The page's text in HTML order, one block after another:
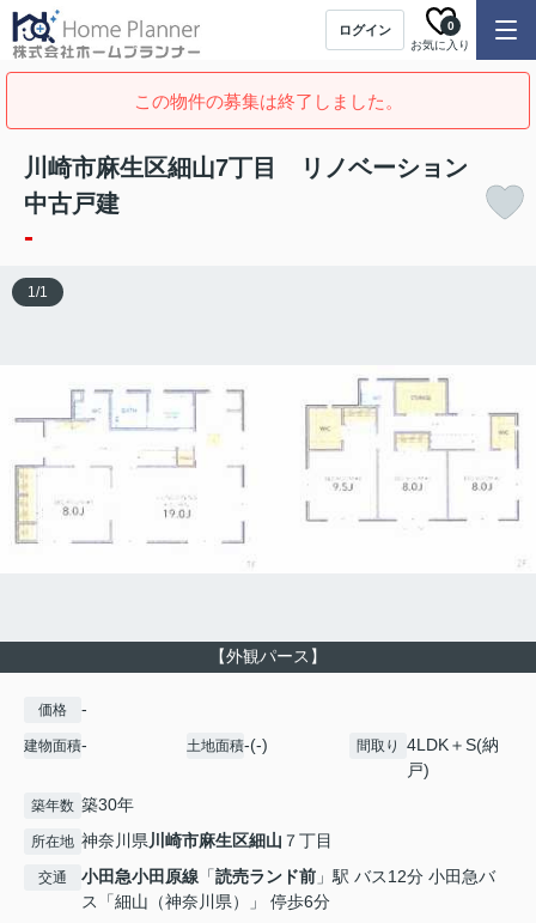
ログイン
お気に入り
0
この物件の募集は終了しました。
川崎市麻生区細山7丁目 リノベーション
中古戸建
-
【外観パース】
1/1
価格 -
建物面積- 土地面積-(-) 間取り
4LDK＋S(納
戸)
築年数 築30年
所在地 神奈川県川崎市麻生区細山 ７丁目
交通 小田急小田原線 「読売ランド前 」駅 バス12分 小田急バ
ス「細山（神奈川県）」 停歩6分